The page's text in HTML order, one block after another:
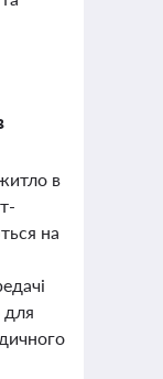
в
на
для